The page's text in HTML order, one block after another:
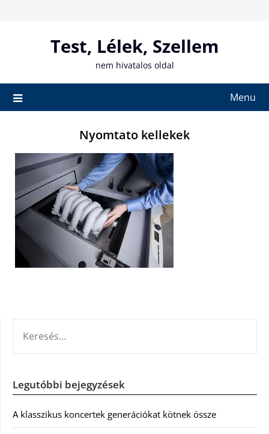
Test, Lélek, Szellem
nem hivatalos oldal
Menu
Nyomtato kellekek
Legutóbbi bejegyzések
A klasszikus koncertek generációkat kötnek össze